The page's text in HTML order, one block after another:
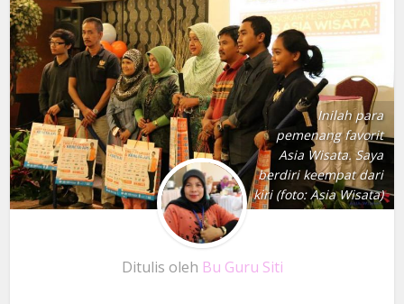
Inilah para
pemenang favorit
Asia Wisata. Saya
berdiri keempat dari
kiri (foto: Asia Wisata)
Ditulis oleh Bu Guru Siti